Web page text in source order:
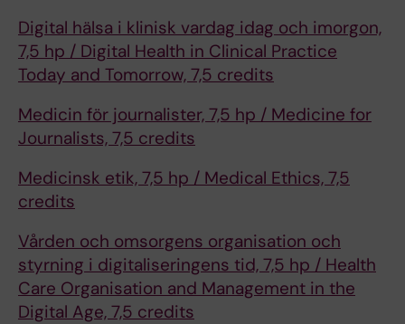
Digital hälsa i klinisk vardag idag och imorgon,
7,5 hp / Digital Health in Clinical Practice
Today and Tomorrow, 7,5 credits
Medicin för journalister, 7,5 hp / Medicine for
Journalists, 7,5 credits
Medicinsk etik, 7,5 hp / Medical Ethics, 7,5
credits
Vården och omsorgens organisation och
styrning i digitaliseringens tid, 7,5 hp / Health
Care Organisation and Management in the
Digital Age, 7,5 credits